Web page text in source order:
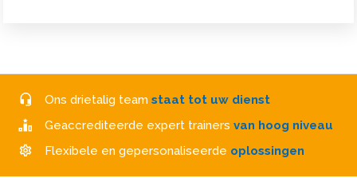
Ons drietalig team staat tot uw dienst
Geaccrediteerde expert trainers van hoog niveau
Flexibele en gepersonaliseerde oplossingen